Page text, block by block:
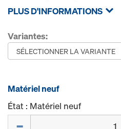
PLUS D'INFORMATIONS
Variantes:
Matériel neuf
État : Matériel neuf